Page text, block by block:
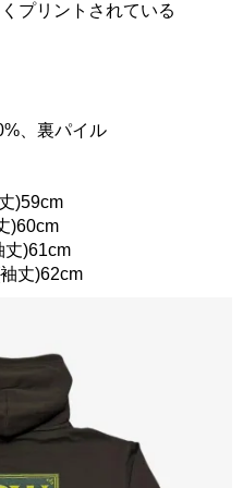
プリントされている
、裏パイル
)59cm
)60cm
丈)61cm
丈)62cm